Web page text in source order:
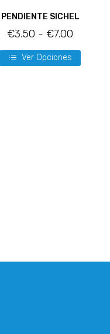
PENDIENTE SICHEL
€3.50 - €7.00
Ver Opciones